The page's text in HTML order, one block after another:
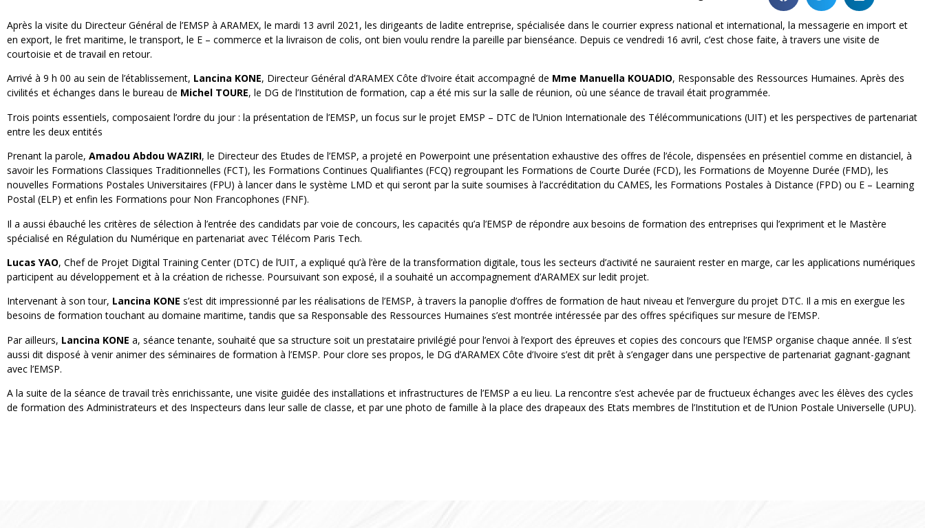
Après la visite du Directeur Général de l’EMSP à ARAMEX, le mardi 13 avril 2021, les dirigeants de ladite entreprise, spécialisée dans le courrier express national et international, la messagerie en import et
en export, le fret maritime, le transport, le E – commerce et la livraison de colis, ont bien voulu rendre la pareille par bienséance. Depuis ce vendredi 16 avril, c’est chose faite, à travers une visite de
courtoisie et de travail en retour.
Arrivé à 9 h 00 au sein de l’établissement, Lancina KONE, Directeur Général d’ARAMEX Côte d’Ivoire était accompagné de Mme Manuella KOUADIO, Responsable des Ressources Humaines. Après des
civilités et échanges dans le bureau de Michel TOURE, le DG de l’Institution de formation, cap a été mis sur la salle de réunion, où une séance de travail était programmée.
Trois points essentiels, composaient l’ordre du jour : la présentation de l’EMSP, un focus sur le projet EMSP – DTC de l’Union Internationale des Télécommunications (UIT) et les perspectives de partenariat
entre les deux entités
Prenant la parole, Amadou Abdou WAZIRI, le Directeur des Etudes de l’EMSP, a projeté en Powerpoint une présentation exhaustive des offres de l’école, dispensées en présentiel comme en distanciel, à
savoir les Formations Classiques Traditionnelles (FCT), les Formations Continues Qualifiantes (FCQ) regroupant les Formations de Courte Durée (FCD), les Formations de Moyenne Durée (FMD), les
nouvelles Formations Postales Universitaires (FPU) à lancer dans le système LMD et qui seront par la suite soumises à l’accréditation du CAMES, les Formations Postales à Distance (FPD) ou E – Learning
Postal (ELP) et enfin les Formations pour Non Francophones (FNF).
Il a aussi ébauché les critères de sélection à l’entrée des candidats par voie de concours, les capacités qu’a l’EMSP de répondre aux besoins de formation des entreprises qui l’expriment et le Mastère
spécialisé en Régulation du Numérique en partenariat avec Télécom Paris Tech.
Lucas YAO, Chef de Projet Digital Training Center (DTC) de l’UIT, a expliqué qu’à l’ère de la transformation digitale, tous les secteurs d’activité ne sauraient rester en marge, car les applications numériques
participent au développement et à la création de richesse. Poursuivant son exposé, il a souhaité un accompagnement d’ARAMEX sur ledit projet.
Intervenant à son tour, Lancina KONE s’est dit impressionné par les réalisations de l’EMSP, à travers la panoplie d’offres de formation de haut niveau et l’envergure du projet DTC. Il a mis en exergue les
besoins de formation touchant au domaine maritime, tandis que sa Responsable des Ressources Humaines s’est montrée intéressée par des offres spécifiques sur mesure de l’EMSP.
Par ailleurs, Lancina KONE a, séance tenante, souhaité que sa structure soit un prestataire privilégié pour l’envoi à l’export des épreuves et copies des concours que l’EMSP organise chaque année. Il s’est
aussi dit disposé à venir animer des séminaires de formation à l’EMSP. Pour clore ses propos, le DG d’ARAMEX Côte d’Ivoire s’est dit prêt à s’engager dans une perspective de partenariat gagnant-gagnant
avec l’EMSP.
A la suite de la séance de travail très enrichissante, une visite guidée des installations et infrastructures de l’EMSP a eu lieu. La rencontre s’est achevée par de fructueux échanges avec les élèves des cycles
de formation des Administrateurs et des Inspecteurs dans leur salle de classe, et par une photo de famille à la place des drapeaux des Etats membres de l’Institution et de l’Union Postale Universelle (UPU).